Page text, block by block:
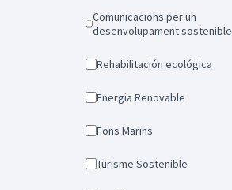
Comunicacions per un
desenvolupament sostenible
Rehabilitación ecológica
Energia Renovable
Fons Marins
Turisme Sostenible